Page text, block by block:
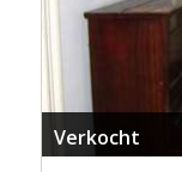
Verkocht